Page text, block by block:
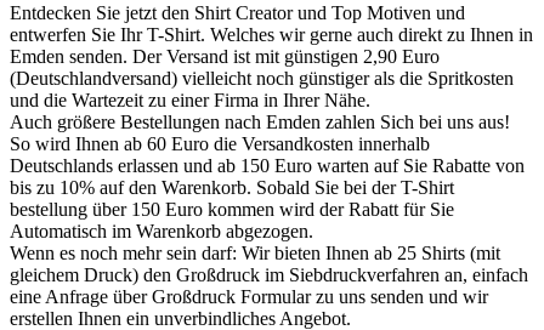
Entdecken Sie jetzt den Shirt Creator und Top Motiven und
entwerfen Sie Ihr T-Shirt. Welches wir gerne auch direkt zu Ihnen in
Emden senden. Der Versand ist mit günstigen 2,90 Euro
(Deutschlandversand) vielleicht noch günstiger als die Spritkosten
und die Wartezeit zu einer Firma in Ihrer Nähe.
Auch größere Bestellungen nach Emden zahlen Sich bei uns aus!
So wird Ihnen ab 60 Euro die Versandkosten innerhalb
Deutschlands erlassen und ab 150 Euro warten auf Sie Rabatte von
bis zu 10% auf den Warenkorb. Sobald Sie bei der T-Shirt
bestellung über 150 Euro kommen wird der Rabatt für Sie
Automatisch im Warenkorb abgezogen.
Wenn es noch mehr sein darf: Wir bieten Ihnen ab 25 Shirts (mit
gleichem Druck) den Großdruck im Siebdruckverfahren an, einfach
eine Anfrage über Großdruck Formular zu uns senden und wir
erstellen Ihnen ein unverbindliches Angebot.